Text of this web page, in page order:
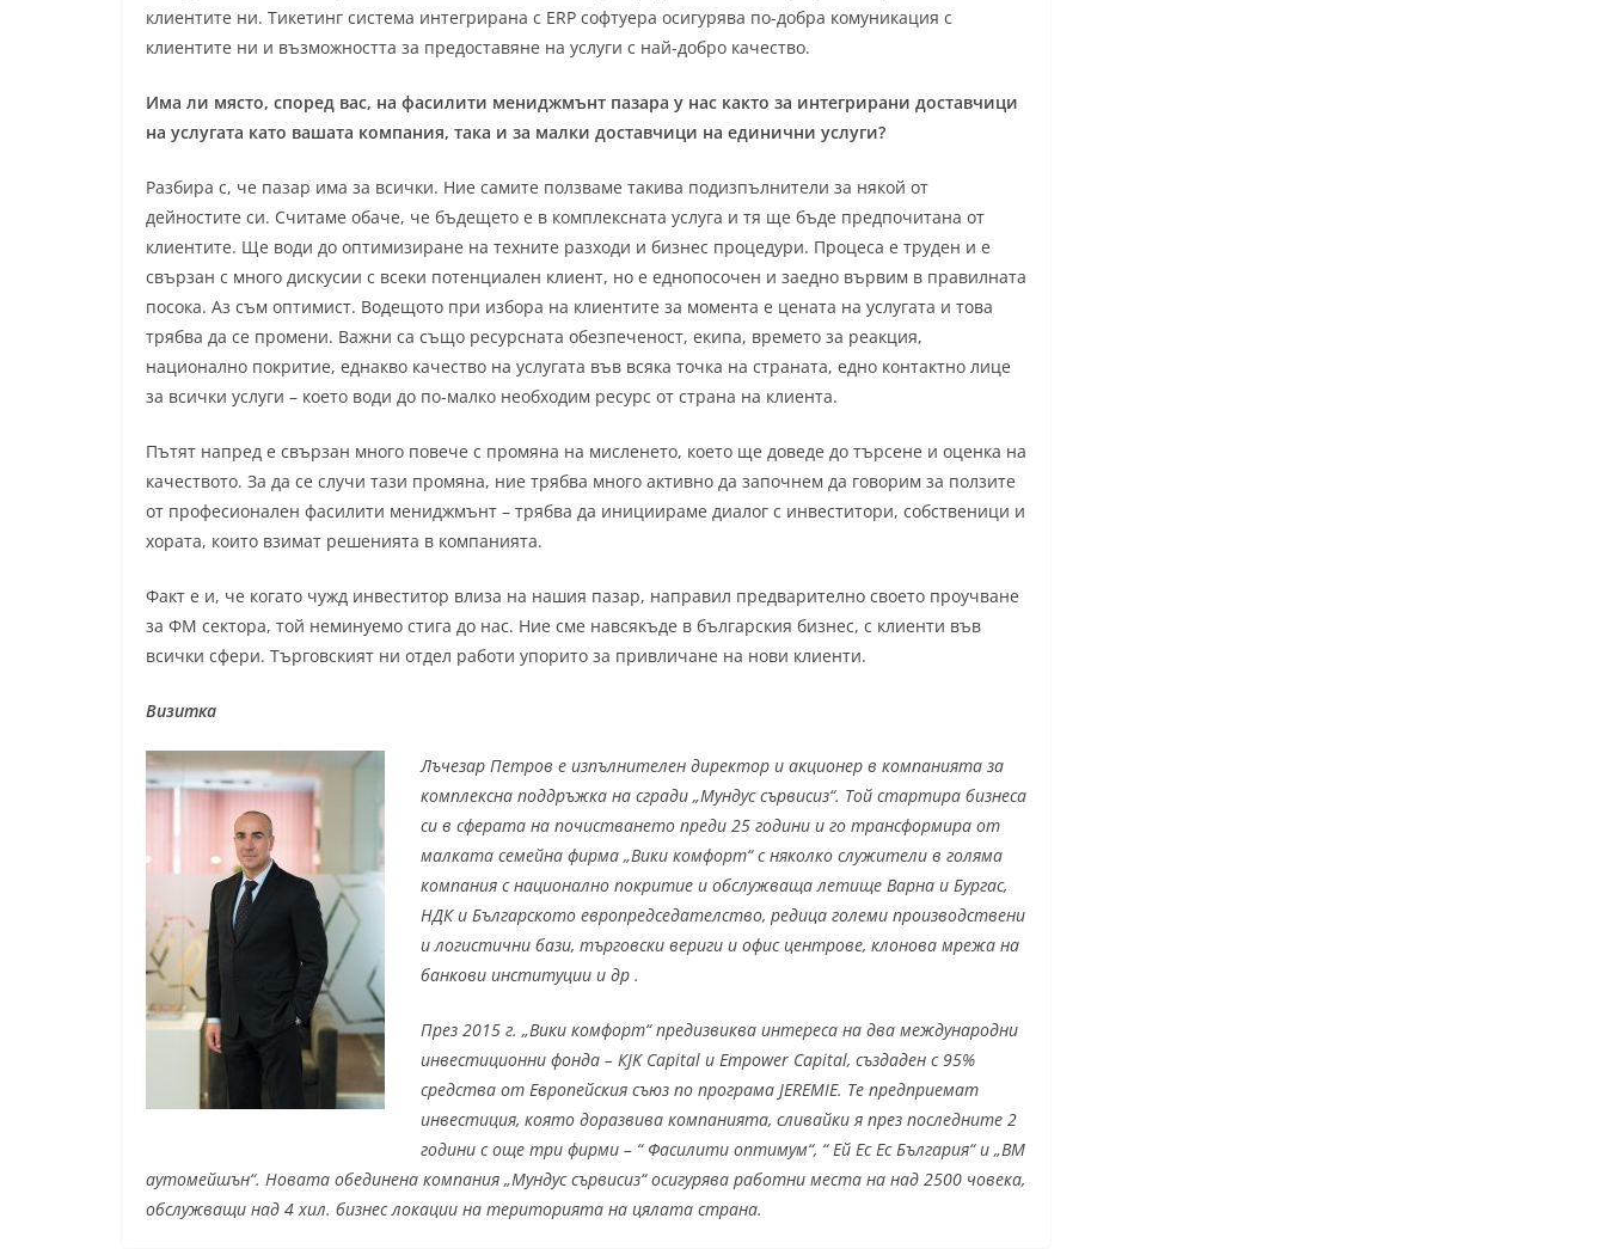
клиентите ни. Тикетинг система интегрирана с ERP софтуера осигурява по-добра комуникация с
клиентите ни и възможността за предоставяне на услуги с най-добро качество.
Има ли място, според вас, на фасилити мениджмънт пазара у нас както за интегрирани доставчици
на услугата като вашата компания, така и за малки доставчици на единични услуги?
Разбира с, че пазар има за всички. Ние самите ползваме такива подизпълнители за някой от
дейностите си. Считаме обаче, че бъдещето е в комплексната услуга и тя ще бъде предпочитана от
клиентите. Ще води до оптимизиране на техните разходи и бизнес процедури. Процеса е труден и е
свързан с много дискусии с всеки потенциален клиент, но е еднопосочен и заедно вървим в правилната
посока. Аз съм оптимист. Водещото при избора на клиентите за момента е цената на услугата и това
трябва да се промени. Важни са също ресурсната обезпеченост, екипа, времето за реакция,
национално покритие, еднакво качество на услугата във всяка точка на страната, едно контактно лице
за всички услуги – което води до по-малко необходим ресурс от страна на клиента.
Пътят напред е свързан много повече с промяна на мисленето, което ще доведе до търсене и оценка на
качеството. За да се случи тази промяна, ние трябва много активно да започнем да говорим за ползите
от професионален фасилити мениджмънт – трябва да инициираме диалог с инвеститори, собственици и
хората, които взимат решенията в компанията.
Факт е и, че когато чужд инвеститор влиза на нашия пазар, направил предварително своето проучване
за ФМ сектора, той неминуемо стига до нас. Ние сме навсякъде в българския бизнес, с клиенти във
всички сфери. Търговският ни отдел работи упорито за привличане на нови клиенти.
Визитка
Лъчезар Петров е изпълнителен директор и акционер в компанията за
комплексна поддръжка на сгради „Мундус сървисиз“. Той стартира бизнеса
си в сферата на почистването преди 25 години и го трансформира от
малката семейна фирма „Вики комфорт“ с няколко служители в голяма
компания с национално покритие и обслужваща летище Варна и Бургас,
НДК и Българското европредседателство, редица големи производствени
и логистични бази, търговски вериги и офис центрове, клонова мрежа на
банкови институции и др .
През 2015 г. „Вики комфорт“ предизвиква интереса на два международни
инвестиционни фонда – КJK Capital и Empower Capital, създаден с 95%
средства от Европейския съюз по програма JEREMIE. Те предприемат
инвестиция, която доразвива компанията, сливайки я през последните 2
години с още три фирми – “ Фасилити оптимум“, “ Ей Ес Ес България“ и „ВМ
аутомейшън“. Новата обединена компания „Мундус сървисиз“ осигурява работни места на над 2500 човека,
обслужващи над 4 хил. бизнес локации на територията на цялата страна.